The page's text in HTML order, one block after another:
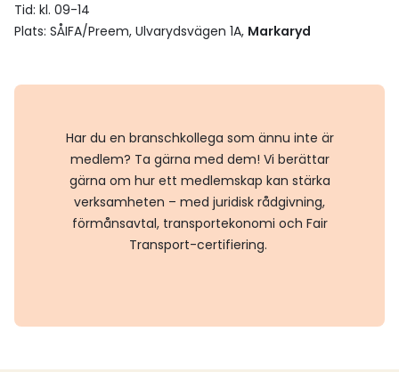
Tid: kl. 09-14
Plats: SÅIFA/Preem, Ulvarydsvägen 1A, Markaryd
Har du en branschkollega som ännu inte är
medlem? Ta gärna med dem! Vi berättar
gärna om hur ett medlemskap kan stärka
verksamheten – med juridisk rådgivning,
förmånsavtal, transportekonomi och Fair
Transport-certifiering.